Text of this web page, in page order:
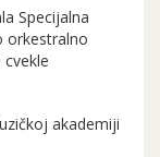
Specijalna
orkestralno
akademiji